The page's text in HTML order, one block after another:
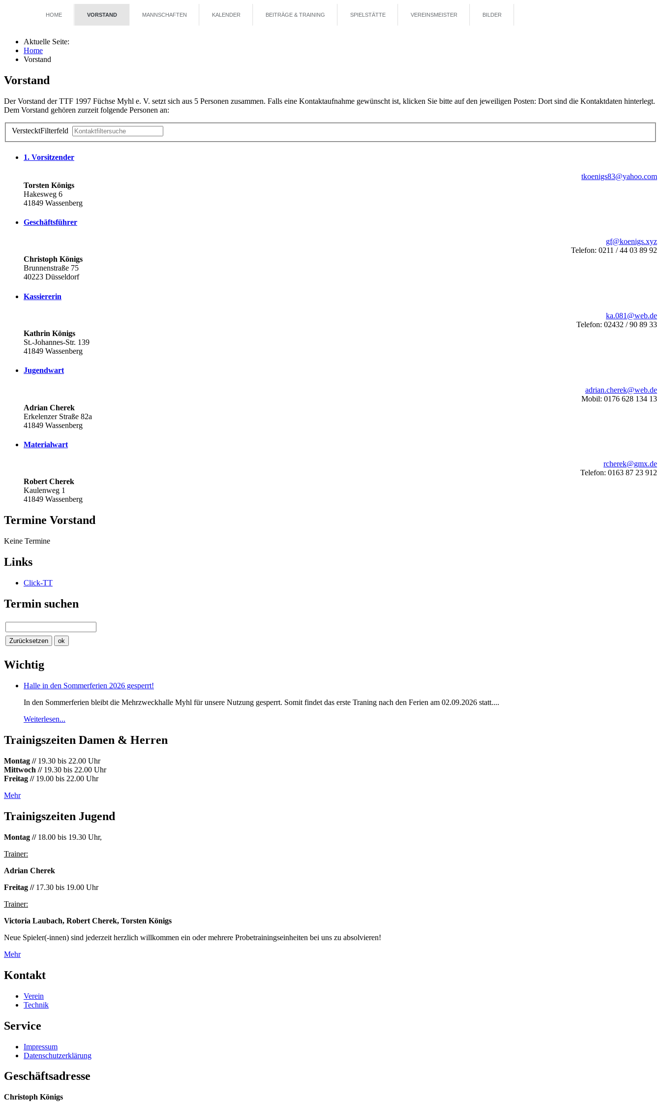
HOME VORSTAND MANNSCHAFTEN KALENDER BEITRÄGE & TRAINING SPIELSTÄTTE VEREINSMEISTER BILDER
Aktuelle Seite:
Home
Vorstand
Vorstand
Der Vorstand der TTF 1997 Füchse Myhl e. V. setzt sich aus 5 Personen zusammen. Falls eine Kontaktaufnahme gewünscht ist, klicken Sie bitte auf den jeweiligen Posten: Dort sind die Kontaktdaten hinterlegt.
Dem Vorstand gehören zurzeit folgende Personen an:
VerstecktFilterfeld
1. Vorsitzender
tkoenigs83@yahoo.com
Torsten Königs
Hakesweg 6
41849 Wassenberg
Geschäftsführer
gf@koenigs.xyz
Telefon: 0211 / 44 03 89 92
Christoph Königs
Brunnenstraße 75
40223 Düsseldorf
Kassiererin
ka.081@web.de
Telefon: 02432 / 90 89 33
Kathrin Königs
St.-Johannes-Str. 139
41849 Wassenberg
Jugendwart
adrian.cherek@web.de
Mobil: 0176 628 134 13
Adrian Cherek
Erkelenzer Straße 82a
41849 Wassenberg
Materialwart
rcherek@gmx.de
Telefon: 0163 87 23 912
Robert Cherek
Kaulenweg 1
41849 Wassenberg
Termine Vorstand
Keine Termine
Links
Click-TT
Termin suchen
Wichtig
Halle in den Sommerferien 2026 gesperrt!
In den Sommerferien bleibt die Mehrzweckhalle Myhl für unsere Nutzung gesperrt. Somit findet das erste Traning nach den Ferien am 02.09.2026 statt....
Weiterlesen...
Trainigszeiten Damen & Herren
Montag //19.30 bis 22.00 Uhr
Mittwoch //19.30 bis 22.00 Uhr
Freitag // 19.00 bis 22.00 Uhr
Mehr
Trainigszeiten Jugend
Montag //18.00 bis 19.30 Uhr,
Trainer:
Adrian Cherek
Freitag //17.30 bis 19.00 Uhr
Trainer:
Victoria Laubach, Robert Cherek, Torsten Königs
Neue Spieler(-innen) sind jederzeit herzlich willkommen ein oder mehrere Probetrainingseinheiten bei uns zu absolvieren!
Mehr
Kontakt
Verein
Technik
Service
Impressum
Datenschutzerklärung
Geschäftsadresse
Christoph Königs